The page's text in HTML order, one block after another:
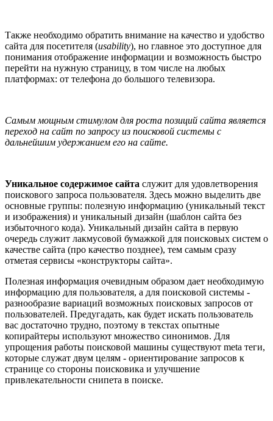
Также необходимо обратить внимание на качество и удобство
сайта для посетителя (usability), но главное это доступное для
понимания отображение информации и возможность быстро
перейти на нужную страницу, в том числе на любых
платформах: от телефона до большого телевизора.
Самым мощным стимулом для роста позиций сайта является
переход на сайт по запросу из поисковой системы с
дальнейшим удержанием его на сайте.
Уникальное содержимое сайта служит для удовлетворения
поискового запроса пользователя. Здесь можно выделить две
основные группы: полезную информацию (уникальный текст
и изображения) и уникальный дизайн (шаблон сайта без
избыточного кода). Уникальный дизайн сайта в первую
очередь служит лакмусовой бумажкой для поисковых систем о
качестве сайта (про качество позднее), тем самым сразу
отметая сервисы «конструкторы сайта».
Полезная информация очевидным образом дает необходимую
информацию для пользователя, а для поисковой системы -
разнообразие вариаций возможных поисковых запросов от
пользователей. Предугадать, как будет искать пользователь
вас достаточно трудно, поэтому в текстах опытные
копирайтеры используют множество синонимов. Для
упрощения работы поисковой машины существуют meta теги,
которые служат двум целям - ориентирование запросов к
странице со стороны поисковика и улучшение
привлекательности снипета в поиске.